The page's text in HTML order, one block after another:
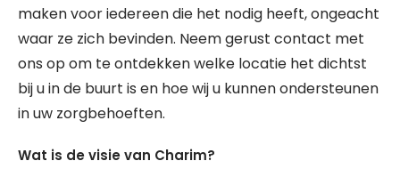
maken voor iedereen die het nodig heeft, ongeacht
waar ze zich bevinden. Neem gerust contact met
ons op om te ontdekken welke locatie het dichtst
bij u in de buurt is en hoe wij u kunnen ondersteunen
in uw zorgbehoeften.
Wat is de visie van Charim?